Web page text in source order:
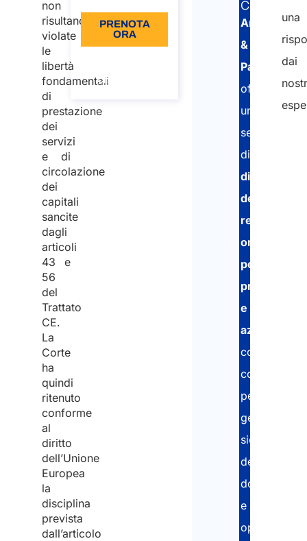
non
risultano
violate
le
libertà
fondamentali
di
prestazione
dei
servizi
e di
circolazione
dei
capitali
sancite
dagli
articoli
43 e
56
del
Trattato
CE.
La
Corte
ha
quindi
ritenuto
conforme
al
diritto
dell’Unione
Europea
la
disciplina
prevista
dall’articolo
PRENOTA
ORA
chiamata
Arletti
&
Partners
offre
un
servizio
di
dei
redditi
online
per
privati
e
aziende
con
consulenze
gestione
sicura
dei
documenti
e
opzioni
una
dai